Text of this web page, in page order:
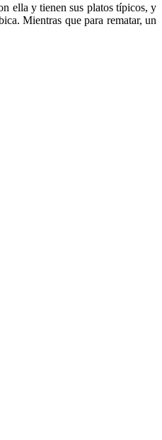
ella y tienen sus platos típicos, y
Mientras que para rematar, un